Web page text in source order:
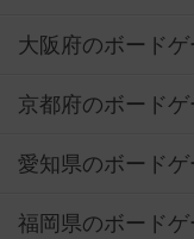
大阪府のボードゲ
京都府のボードゲ
愛知県のボードゲ
福岡県のボードゲ